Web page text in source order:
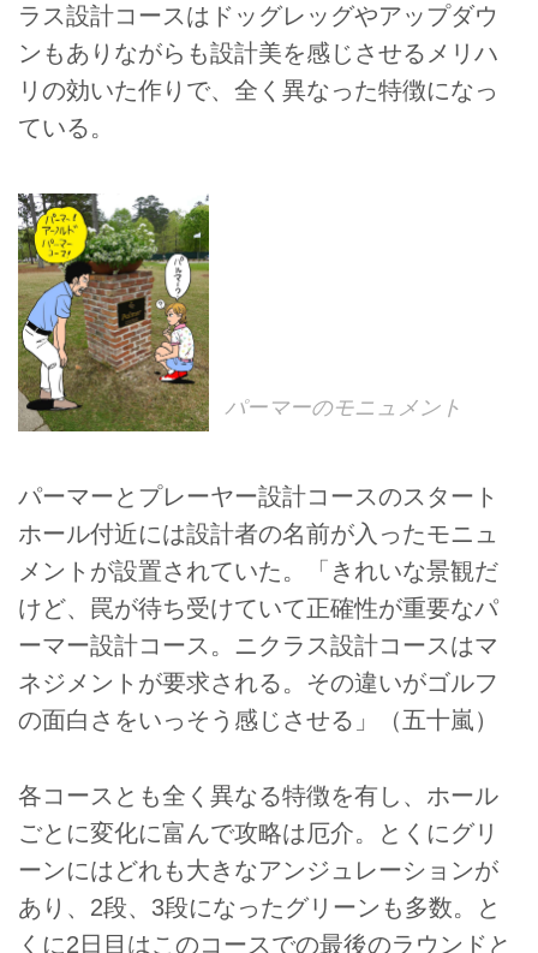
ラス設計コースはドッグレッグやアップダウ
ンもありながらも設計美を感じさせるメリハ
リの効いた作りで、全く異なった特徴になっ
ている。
パーマーのモニュメント
パーマーとプレーヤー設計コースのスタート
ホール付近には設計者の名前が入ったモニュ
メントが設置されていた。「きれいな景観だ
けど、罠が待ち受けていて正確性が重要なパ
ーマー設計コース。ニクラス設計コースはマ
ネジメントが要求される。その違いがゴルフ
の面白さをいっそう感じさせる」（五十嵐）
各コースとも全く異なる特徴を有し、ホール
ごとに変化に富んで攻略は厄介。とくにグリ
ーンにはどれも大きなアンジュレーションが
あり、2段、3段になったグリーンも多数。と
くに2日目はこのコースでの最後のラウンドと